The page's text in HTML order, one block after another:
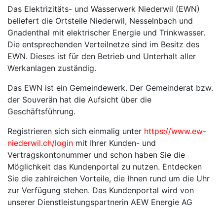
Das Elektrizitäts- und Wasserwerk Niederwil (EWN)
beliefert die Ortsteile Niederwil, Nesselnbach und
Gnadenthal mit elektrischer Energie und Trinkwasser.
Die entsprechenden Verteilnetze sind im Besitz des
EWN. Dieses ist für den Betrieb und Unterhalt aller
Werkanlagen zuständig.
Das EWN ist ein Gemeindewerk. Der Gemeinderat bzw.
der Souverän hat die Aufsicht über die
Geschäftsführung.
Registrieren sich sich einmalig unter https://www.ew-
niederwil.ch/login mit Ihrer Kunden- und
Vertragskontonummer und schon haben Sie die
Möglichkeit das Kundenportal zu nutzen. Entdecken
Sie die zahlreichen Vorteile, die Ihnen rund um die Uhr
zur Verfügung stehen. Das Kundenportal wird von
unserer Dienstleistungspartnerin AEW Energie AG